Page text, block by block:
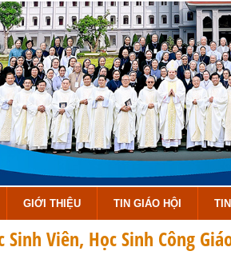
GIỚI THIỆU TIN GIÁO HỘI
Sinh Viên, Học Sinh Công